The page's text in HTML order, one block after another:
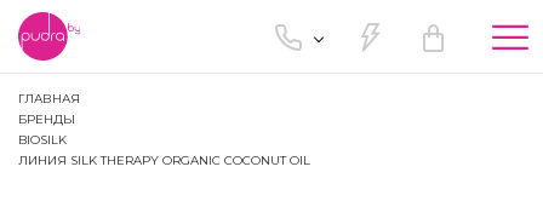
ГЛАВНАЯ
БРЕНДЫ
BIOSILK
ЛИНИЯ SILK THERAPY ORGANIC COCONUT OIL